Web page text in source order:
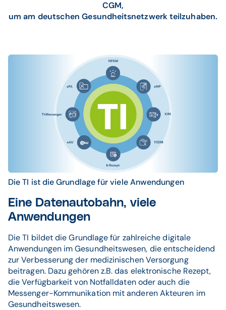
CGM,
um am deutschen Gesundheitsnetzwerk teilzuhaben.
Eine Datenautobahn, viele
Anwendungen
Die TI bildet die Grundlage für zahlreiche digitale
Anwendungen im Gesundheitswesen, die entscheidend
zur Verbesserung der medizinischen Versorgung
beitragen. Dazu gehören z.B. das elektronische Rezept,
die Verfügbarkeit von Notfalldaten oder auch die
Messenger-Kommunikation mit anderen Akteuren im
Gesundheitswesen.
Die TI ist die Grundlage für viele Anwendungen